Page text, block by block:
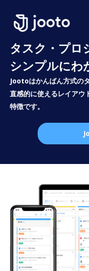
タスク・プロ
シンプルにわ
Jootoはかんばん方式の
直感的に使えるレイアウ
特徴です。